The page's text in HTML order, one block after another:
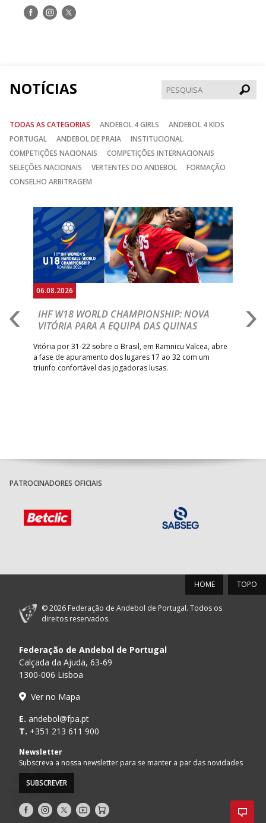
Siga-Siga-Siga-
NOTÍCIAS
TODAS AS CATEGORIAS ANDEBOL 4 GIRLS
ANDEBOL 4 KIDS
PORTUGAL
ANDEBOL DE PRAIA
INSTITUCIONAL
COMPETIÇÕES NACIONAIS
COMPETIÇÕES INTERNACIONAIS
SELEÇÕES NACIONAIS
VERTENTES DO ANDEBOL
FORMAÇÃO
CONSELHO ARBITRAGEM
06.08.2026
IHF W18 WORLD CHAMPIONSHIP: NOVA
VITÓRIA PARA A EQUIPA DAS QUINAS
Vitória por 31-22 sobre o Brasil, em Ramnicu Valcea, abre
a fase de apuramento dos lugares 17 ao 32 com um
triunfo confortável das jogadoras lusas.
Anterior
PATROCINADORES OFICIAIS
TOPO
HOME
© 2026 Federação de Andebol de Portugal. Todos os
direitos reservados.
Federação de Andebol de Portugal
Calçada da Ajuda, 63-69
1300-006 Lisboa
Ver no Mapa
E. andebol@fpa.pt
T. +351 213 611 900
Newsletter
Subscreva a nossa newsletter para se manter a par das novidades
SUBSCREVER
Siga- Siga- Siga- AndebolTV
Loja